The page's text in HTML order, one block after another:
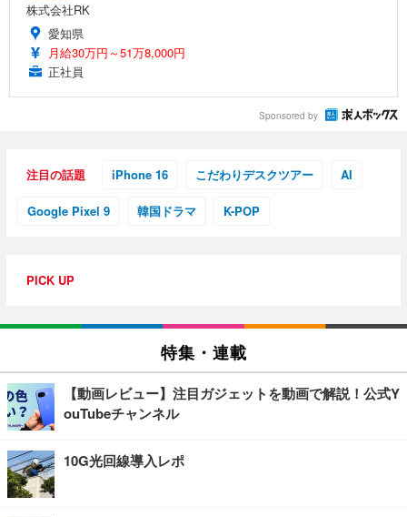
株式会社RK
愛知県
月給30万円～51万8,000円
正社員
Sponsored by
注目の話題 iPhone 16 こだわりデスクツアー AI
Google Pixel 9 韓国ドラマ K-POP
PICK UP
特集・連載
【動画レビュー】注目ガジェットを動画で解説！公式Y
ouTubeチャンネル
10G光回線導入レポ